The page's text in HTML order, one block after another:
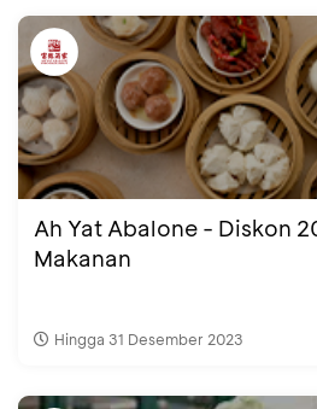
Ah Yat Abalone - Diskon
Makanan
Hingga 31 Desember 2023